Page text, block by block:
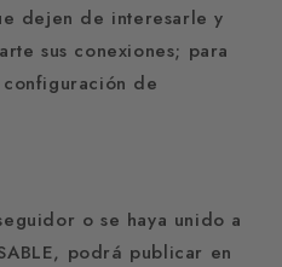
dejen de interesarle y
sus conexiones; para
de
o se haya unido a
podrá publicar en